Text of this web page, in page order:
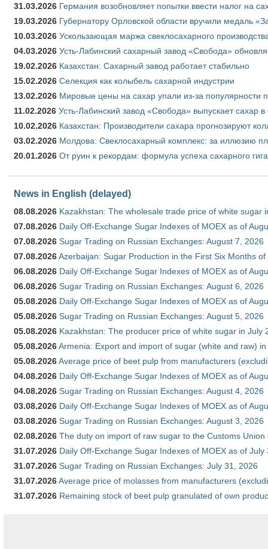
31.03.2026 Германия возобновляет попытки ввести налог на
19.03.2026 Губернатору Орловской области вручили медаль
10.03.2026 Ускользающая маржа свеклосахарного
04.03.2026 Усть-Лабинский сахарный завод «Свобода»
19.02.2026 Казахстан: Сахарный завод работает стабильно
15.02.2026 Селекция как колыбель сахарной индустрии
13.02.2026 Мировые цены на сахар упали из-за популярности
11.02.2026 Усть-Лабинский завод «Свобода» выпускает сахар в
10.02.2026 Казахстан: Производители сахара прогнозируют
03.02.2026 Молдова: Свеклосахарный комплекс: за иллюзию
20.01.2026 От руин к рекордам: формула успеха сахарного
News in English (delayed)
08.08.2026 Kazakhstan: The wholesale trade price of white sugar
07.08.2026 Daily Off-Exchange Sugar Indexes of MOEX as of
07.08.2026 Sugar Trading on Russian Exchanges: August 7, 2026
07.08.2026Azerbaijan: Sugar Production in the First Six Months of
06.08.2026 Daily Off-Exchange Sugar Indexes of MOEX as of
06.08.2026 Sugar Trading on Russian Exchanges: August 6, 2026
05.08.2026 Daily Off-Exchange Sugar Indexes of MOEX as of
05.08.2026 Sugar Trading on Russian Exchanges: August 5, 2026
05.08.2026 Kazakhstan: The producer price of white sugar in July
05.08.2026Armenia: Export and import of sugar (white and raw)
05.08.2026Average price of beet pulp from manufacturers
04.08.2026 Daily Off-Exchange Sugar Indexes of MOEX as of
04.08.2026 Sugar Trading on Russian Exchanges: August 4, 2026
03.08.2026 Daily Off-Exchange Sugar Indexes of MOEX as of
03.08.2026 Sugar Trading on Russian Exchanges: August 3, 2026
02.08.2026 The duty on import of raw sugar to the Customs
31.07.2026 Daily Off-Exchange Sugar Indexes of MOEX as of July
31.07.2026 Sugar Trading on Russian Exchanges: July 31, 2026
31.07.2026Average price of molasses from manufacturers
31.07.2026 Remaining stock of beet pulp granulated of own